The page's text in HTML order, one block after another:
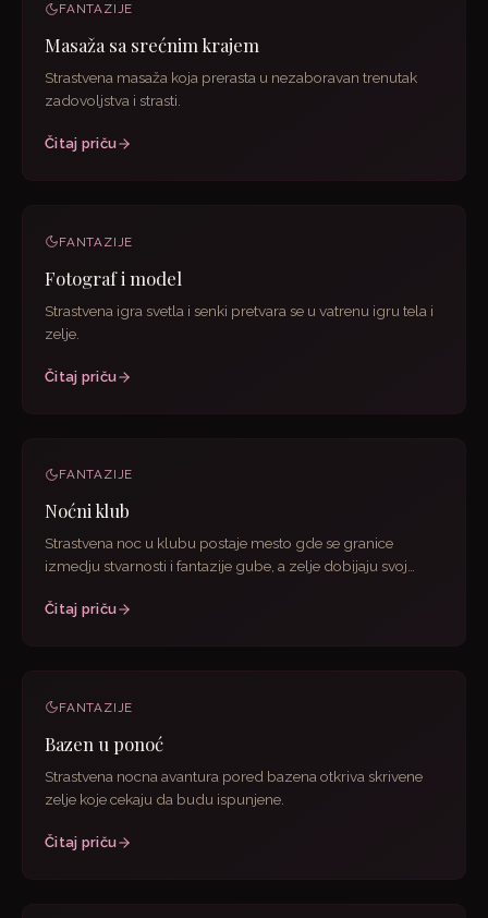
FANTAZIJE
Masaža sa srećnim krajem
Strastvena masaža koja prerasta u nezaboravan trenutak
zadovoljstva i strasti.
Čitaj priču
FANTAZIJE
Fotograf i model
Strastvena igra svetla i senki pretvara se u vatrenu igru tela i
zelje.
Čitaj priču
FANTAZIJE
Noćni klub
Strastvena noc u klubu postaje mesto gde se granice
izmedju stvarnosti i fantazije gube, a zelje dobijaju svoj
Čitaj priču
FANTAZIJE
Bazen u ponoć
Strastvena nocna avantura pored bazena otkriva skrivene
zelje koje cekaju da budu ispunjene.
Čitaj priču